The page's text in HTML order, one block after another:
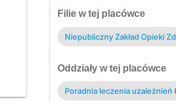
Filie w tej placówce
Niepubliczny Zakład Opieki
Oddziały w tej placówce
Poradnia leczenia uzależnień